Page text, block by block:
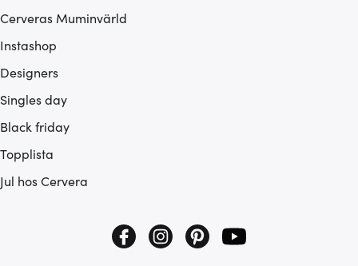
Cerveras Muminvärld
Instashop
Designers
Singles day
Black friday
Topplista
Jul hos Cervera